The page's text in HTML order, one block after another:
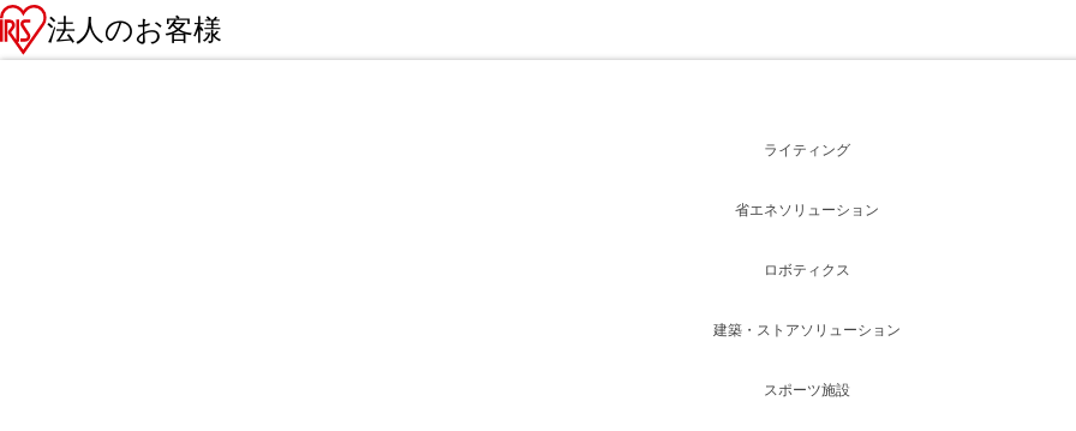
法人のお客様
ライティング
省エネソリューション
ロボティクス
建築・ストアソリューション
スポーツ施設